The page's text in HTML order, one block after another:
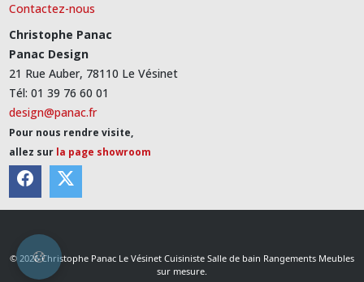
Contactez-nous
Christophe Panac
Panac Design
21 Rue Auber, 78110 Le Vésinet
Tél: 01 39 76 60 01
design@panac.fr
Pour nous rendre visite,
allez sur la page showroom
© 2026 Christophe Panac Le Vésinet Cuisiniste Salle de bain Rangements Meubles
sur mesure.